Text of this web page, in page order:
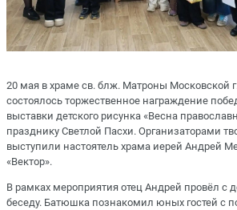
20 мая в храме св. блж. Матроны Московской
состоялось торжественное награждение
выставки детского рисунка «Весна
празднику Светлой Пасхи. Организаторами
выступили настоятель храма иерей Андрей
«Вектор».
В рамках мероприятия отец Андрей провёл с
беседу. Батюшка познакомил юных гостей с